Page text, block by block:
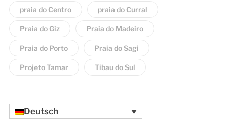
praia do Centro praia do Curral
Praia do Giz Praia do Madeiro
Praia do Porto Praia do Sagi
Projeto Tamar Tibau do Sul
Deutsch